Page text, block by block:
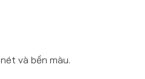
và bền màu.